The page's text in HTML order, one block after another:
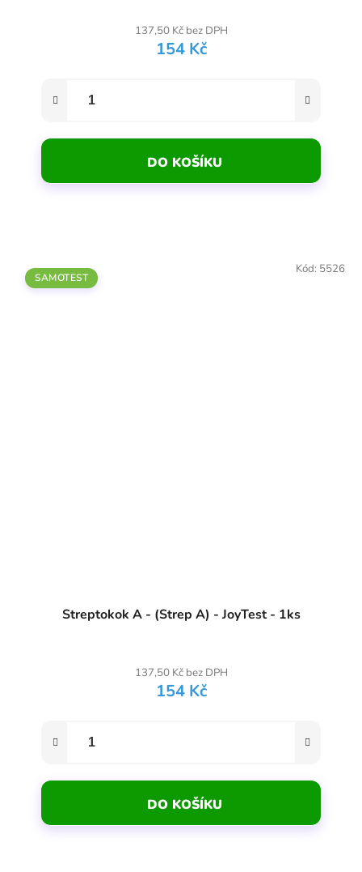
137,50 Kč bez DPH
154 Kč
DO KOŠÍKU
SAMOTEST
Streptokok A - (Strep A) - JoyTest - 1ks
137,50 Kč bez DPH
154 Kč
DO KOŠÍKU
Kód: 5526